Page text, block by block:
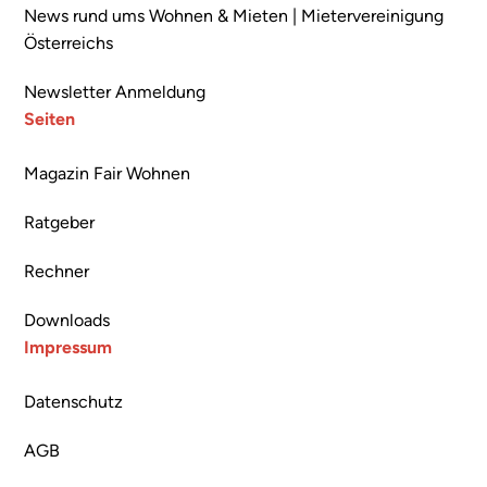
News rund ums Wohnen & Mieten | Mietervereinigung
Österreichs
Newsletter Anmeldung
Seiten
Magazin Fair Wohnen
Ratgeber
Rechner
Downloads
Impressum
Datenschutz
AGB